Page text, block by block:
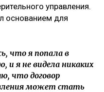
управления.
основанием для
что я попала в
и я не видела никаких
что договор
может стать